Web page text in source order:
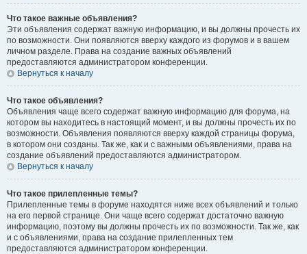
Что такое важные объявления?
Эти объявления содержат важную информацию, и вы должны прочесть их
по возможности. Они появляются вверху каждого из форумов и в вашем
личном разделе. Права на создание важных объявлений
предоставляются администратором конференции.
Вернуться к началу
Что такое объявления?
Объявления чаще всего содержат важную информацию для форума, на
котором вы находитесь в настоящий момент, и вы должны прочесть их по
возможности. Объявления появляются вверху каждой страницы форума,
в котором они созданы. Так же, как и с важными объявлениями, права на
создание объявлений предоставляются администратором.
Вернуться к началу
Что такое прилепленные темы?
Прилепленные темы в форуме находятся ниже всех объявлений и только
на его первой странице. Они чаще всего содержат достаточно важную
информацию, поэтому вы должны прочесть их по возможности. Так же, как
и с объявлениями, права на создание прилепленных тем
предоставляются администратором конференции.